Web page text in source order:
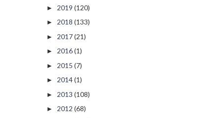
► 2019 (120)
► 2018 (133)
► 2017(21)
► 2016(1)
► 2015 (7)
► 2014(1)
► 2013 (108)
► 2012 (68)